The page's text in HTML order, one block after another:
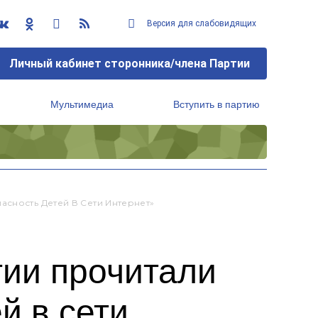
Версия для слабовидящих
Личный кабинет сторонника/члена Партии
Мультимедиа Вступить в партию
Детей В Сети Интернет»
прочитали